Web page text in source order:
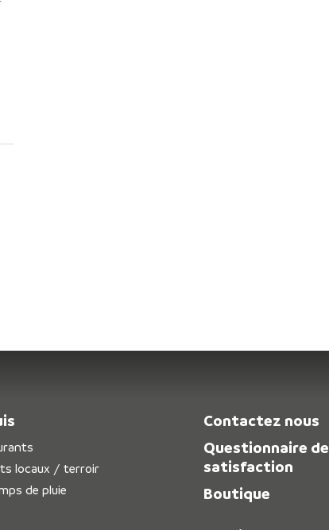
locaux / terroir
de pluie
Contactez nous
Questionnaire de
satisfaction
Boutique